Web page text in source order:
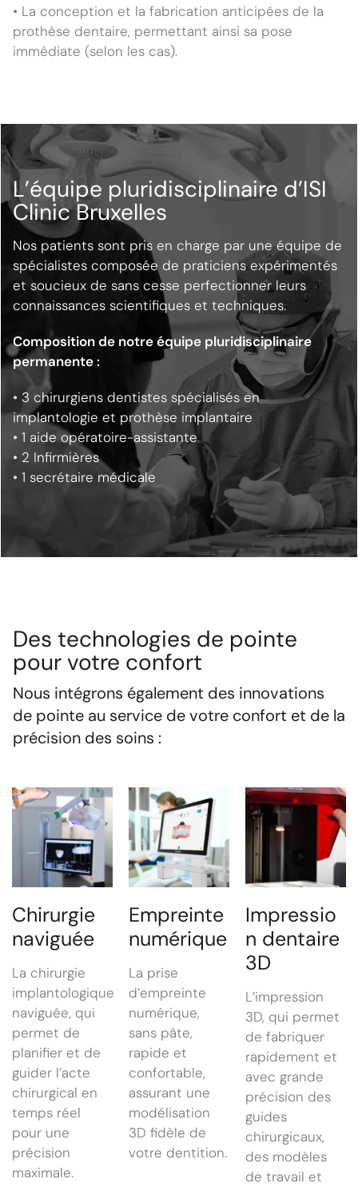
• La conception et la fabrication anticipées de la
prothèse dentaire, permettant ainsi sa pose
immédiate (selon les cas).
L’équipe pluridisciplinaire d’ISI
Clinic Bruxelles
Nos patients sont pris en charge par une équipe de
spécialistes composée de praticiens expérimentés
et soucieux de sans cesse perfectionner leurs
connaissances scientifiques et techniques.
Composition de notre équipe pluridisciplinaire
permanente :
• 3 chirurgiens dentistes spécialisés en
implantologie et prothèse implantaire
• 1 aide opératoire-assistante
• 2 Infirmières
• 1 secrétaire médicale
Des technologies de pointe
pour votre confort
Nous intégrons également des innovations
de pointe au service de votre confort et de la
précision des soins :
Chirurgie
naviguée
La chirurgie
implantologique
naviguée, qui
permet de
planifier et de
guider l’acte
chirurgical en
temps réel
pour une
précision
maximale.
Empreinte
numérique
La prise
d’empreinte
numérique,
sans pâte,
rapide et
confortable,
assurant une
modélisation
3D fidèle de
votre dentition.
Impressio
n dentaire
3D
L’impression
3D, qui permet
de fabriquer
rapidement et
avec grande
précision des
guides
chirurgicaux,
des modèles
de travail et